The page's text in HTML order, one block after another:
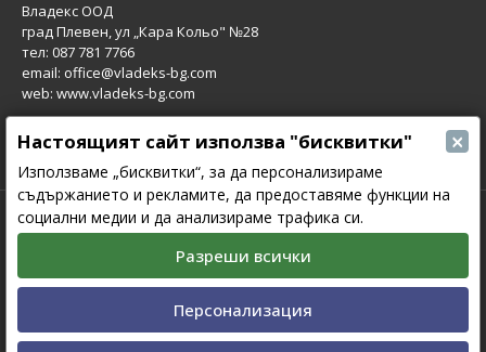
Владекс ООД
град Плевен, ул „Кара Кольо" №28
тел: 087 781 7766
email: office@vladeks-bg.com
web: www.vladeks-bg.com
© 2023 All Rights Reserved.
Изработка на сайт от Мовен Софт
Настоящият сайт използва "бисквитки" ×
Използваме „бисквитки“, за да персонализираме
съдържанието и рекламите, да предоставяме функции на
социални медии и да анализираме трафика си.
Разреши всички
Персонализация